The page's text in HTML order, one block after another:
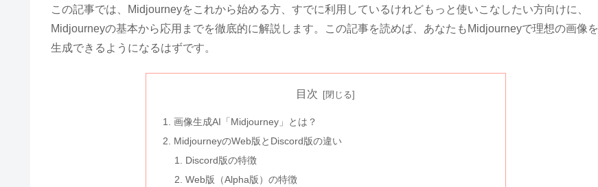
この記事では、Midjourneyをこれから始める方、すでに利用しているけれどもっと使いこなしたい方向けに、
Midjourneyの基本から応用までを徹底的に解説します。この記事を読めば、あなたもMidjourneyで理想の画像を
生成できるようになるはずです。
目次
画像生成AI「Midjourney」とは？
MidjourneyのWeb版とDiscord版の違い
Discord版の特徴
Web版（Alpha版）の特徴